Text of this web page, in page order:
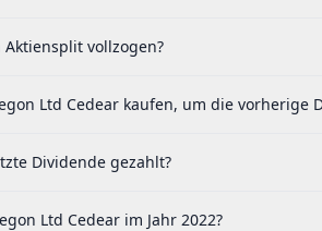
vollzogen?
Ltd Cedear kaufen, um die vorherige
Dividende gezahlt?
Ltd Cedear im Jahr 2022?